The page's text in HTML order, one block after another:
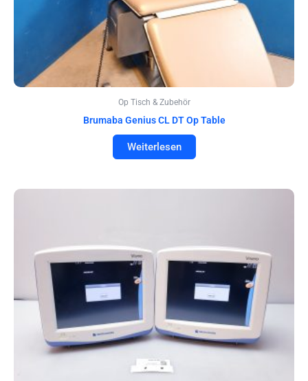
Op Tisch & Zubehör
Brumaba Genius CL DT Op Table
Weiterlesen